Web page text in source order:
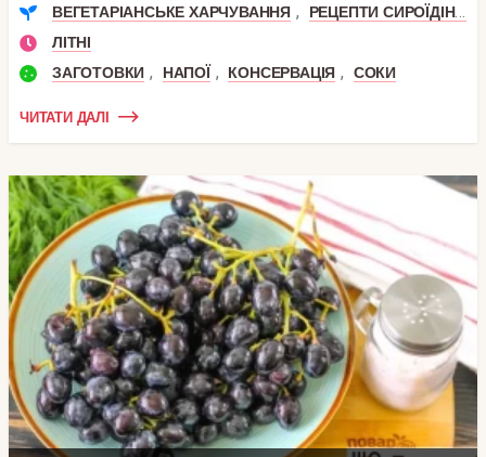
ВЕГЕТАРІАНСЬКЕ ХАРЧУВАННЯ ,
РЕЦЕПТИ СИРОЇДІННЯ
ЛІТНІ
ЗАГОТОВКИ , НАПОЇ , КОНСЕРВАЦІЯ , СОКИ
ЧИТАТИ ДАЛІ